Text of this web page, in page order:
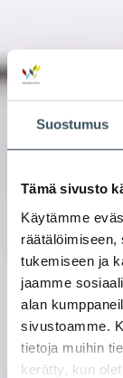
Suostumus
Tämä sivusto
Käytämme
räätälöimiseen,
tukemiseen ja
jaamme
alan
sivustoamme.
tietoja muihin
kerätty, kun